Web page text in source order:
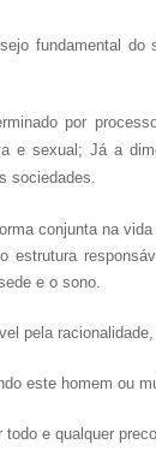
fundamental
por
e sexual; Já a
sociedades.
conjunta na
e o sono.
pela
este homem ou
e qualquer